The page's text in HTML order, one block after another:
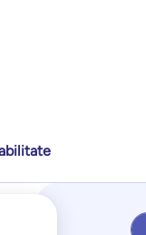
mai populare